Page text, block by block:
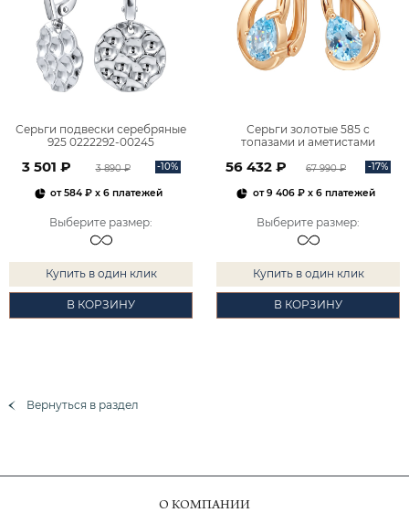
Серьги подвески серебряные
925 0222292-00245
3 501 ₽ 3 890 ₽ -10%
от584 ₽ x 6 платежей
Выберите размер:
Купить в один клик
В КОРЗИНУ
Серьги золотые 585 с
топазами и аметистами
56 432 ₽ 67 990 ₽ -17%
от9 406 ₽x 6 платежей
Выберите размер:
Купить в один клик
В КОРЗИНУ
Вернуться в раздел
О КОМПАНИИ